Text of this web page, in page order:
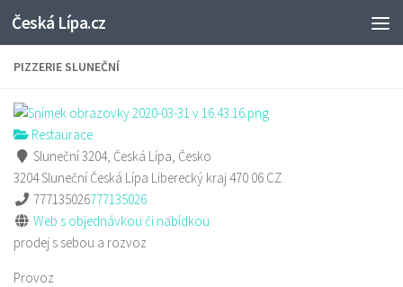
Skip to content
Česká Lípa.cz
PIZZERIE SLUNEČNÍ
Restaurace
Sluneční 3204, Česká Lípa, Česko
3204 Sluneční Česká Lípa Liberecký kraj470 06 CZ
777135026777135026
Web s objednávkou či nabídkou
prodej s sebou a rozvoz
Provoz